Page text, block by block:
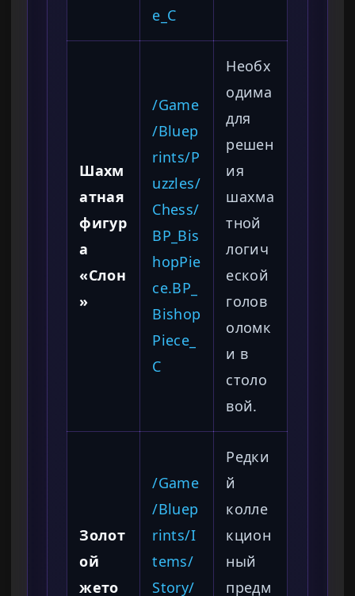
e_C
Шахм
атная
фигур
а
«Слон
»
/Game
/Bluep
rints/P
uzzles/
Chess/
BP_Bis
hopPie
ce.BP_
Bishop
Piece_
C
Необх
одима
для
решен
ия
шахма
тной
логич
еской
голов
оломк
и в
столо
вой.
Золот
ой
жето
/Game
/Bluep
rints/I
tems/
Story/
Редки
й
колле
кцион
ный
предм